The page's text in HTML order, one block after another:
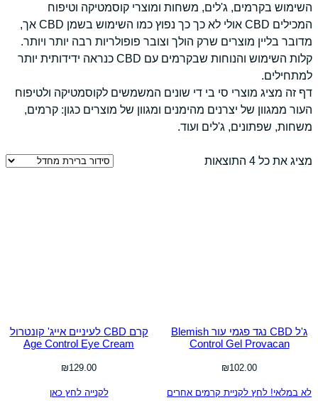
השימוש בקרמים, ג'לים, משחות ומוצרי קוסמטיקה וטיפוח
המכילים CBD אולי לא כך כך נפוץ כמו השימוש בשמן CBD אך,
מדובר בליין מוצרים שרק הולך וצובר פופולריות רבה יותר ויותר.
קלות השימוש והנוחות שבקרמים עם CBD כנראה ידידותית יותר
למתחילים.
דף זה מציג מוצרי סי בי די שונים המשמשים לקוסמטיקה ולטיפוח
העור ממגוון של יצרנים מהימנים ומגוון של מוצרים כגון: קרמים,
משחות, שפתונים, ג'לים ועוד.
מציג את כל 4 התוצאות
ג'ל CBD נגד פגמי עור Blemish
Control Gel Provacan
₪102.00
לא במלאי! לחץ לקניית קרמים אחרים
קרם CBD לעיניים אייג' קונטרול
Age Control Eye Cream
₪129.00
לקנייה לחץ כאן